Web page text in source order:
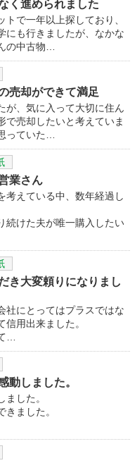
く進められました
で一年以上探しており、
にも行きましたが、なかな
の中古物…
売却ができて満足
が、気に入って大切に住ん
で売却したいと考えていま
っていた…
業さん
考えている中、数年経過し
続けた夫が唯一購入したい
き大変頼りになりまし
社にとってはプラスではな
用出来ました。
…
動しました。
した。
ました。